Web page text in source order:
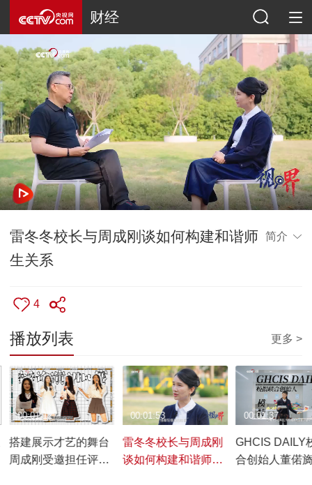
财经
雷冬冬校长与周成刚谈如何构建和谐师
生关系
简介
4
播放列表 更多 >
搭建展示才艺的舞台
周成刚受邀担任评委
00:01:12
雷冬冬校长与周成刚
谈如何构建和谐师生
00:01:53
GHCIS DAILY
合创始人董偌
00:01:37